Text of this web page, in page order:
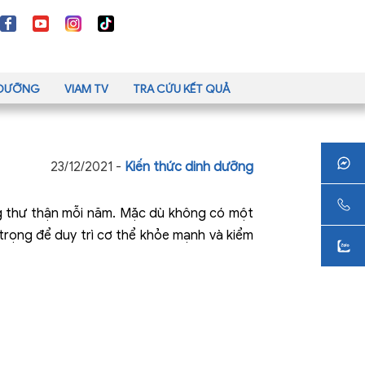
VIAM TV TRA CỨU KẾT QUẢ
23/12/2021 - Kiến thức dinh dưỡng
thư thận mỗi năm. Mặc dù không có một
để duy trì cơ thể khỏe mạnh và kiểm